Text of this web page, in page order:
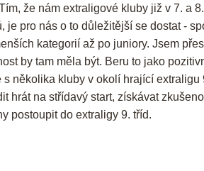
že nám extraligové kluby již v 7. a
pro nás o to důležitější se dostat -
kategorií až po juniory. Jsem
by tam měla být. Beru to jako
několika kluby v okolí hrající extraligu
hrát na střídavý start, získávat
postoupit do extraligy 9. tříd.